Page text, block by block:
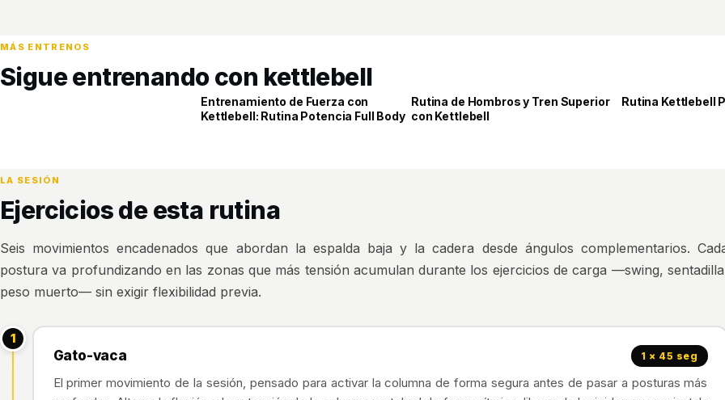
MÁS ENTRENOS
Sigue entrenando con kettlebell
ELITE
Entrenamiento de Fuerza con
Kettlebell: Rutina Potencia Full Body
ELITE
Rutina de Hombros y Tren Superior
con Kettlebell
PRO
Rutina Kettlebell
LA SESIÓN
Ejercicios de esta rutina
Seis movimientos encadenados que abordan la espalda baja y la cadera desde ángulos complementarios.
postura va profundizando en las zonas que más tensión acumulan durante los ejercicios de carga —swing,
peso muerto— sin exigir flexibilidad previa.
1
Gato-vaca 1 × 45 seg
El primer movimiento de la sesión, pensado para activar la columna de forma segura antes de pasar a posturas más